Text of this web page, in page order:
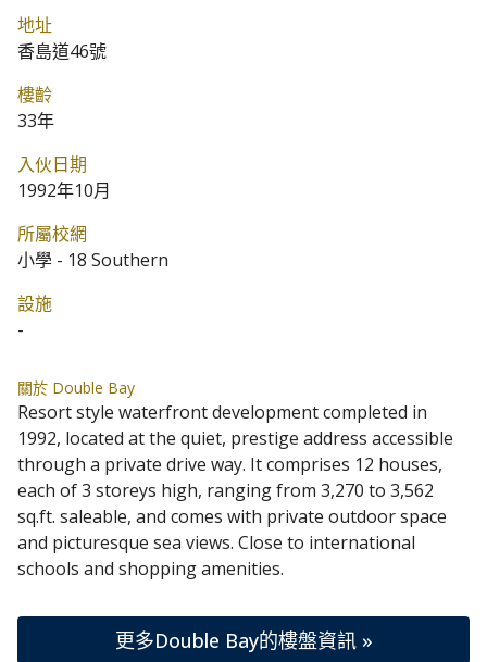
地址
香島道46號
樓齡
33年
入伙日期
1992年10月
所屬校網
小學 - 18 Southern
設施
-
關於 Double Bay
Resort style waterfront development completed in
1992, located at the quiet, prestige address accessible
through a private drive way. It comprises 12 houses,
each of 3 storeys high, ranging from 3,270 to 3,562
sq.ft. saleable, and comes with private outdoor space
and picturesque sea views. Close to international
schools and shopping amenities.
更多Double Bay的樓盤資訊 »